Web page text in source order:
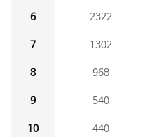
6 2322
7 1302
8 968
9 540
10 440